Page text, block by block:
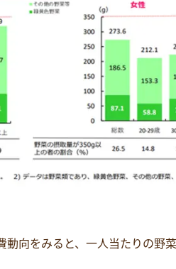
向をみると、一人当たりの野